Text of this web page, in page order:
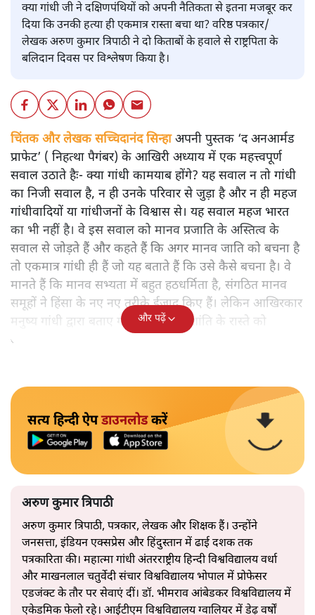
क्या गांधी जी ने दक्षिणपंथियों को अपनी नैतिकता से इतना मजबूर कर
दिया कि उनकी हत्या ही एकमात्र रास्ता बचा था? वरिष्ठ पत्रकार/
लेखक अरुण कुमार त्रिपाठी ने दो किताबों के हवाले से राष्ट्रपिता के
बलिदान दिवस पर विश्लेषण किया है।
चिंतक और लेखक सच्चिदानंद सिन्हाअपनी पुस्तक ‘द अनआर्मड
प्राफेट’ ( निहत्था पैगंबर) के आखिरी अध्याय में एक महत्त्वपूर्ण
सवाल उठाते हैः- क्या गांधी कामयाब होंगे? यह सवाल न तो गांधी
का निजी सवाल है, न ही उनके परिवार से जुड़ा है और न ही महज
गांधीवादियों या गांधीजनों के विश्वास से। यह सवाल महज भारत
का भी नहीं है। वे इस सवाल को मानव प्रजाति के अस्तित्व के
सवाल से जोड़ते हैं और कहते हैं कि अगर मानव जाति को बचना है
तो एकमात्र गांधी ही हैं जो यह बताते हैं कि उसे कैसे बचना है। वे
मानते हैं कि मानव सभ्यता में बहुत हठधर्मिता है, संगठित मानव
समूहों ने हिंसा के नए नए तरीके ईजाद किए हैं। लेकिन आखिरकार
मनुष्य गांधी द्वारा बताए गए अहिंसा और शांति के रास्ते को
अपनाएगा।
और पढ़ें
सत्य हिन्दी ऐपडाउनलोडकरें
अरुण कुमार त्रिपाठी
अरुण कुमार त्रिपाठी, पत्रकार, लेखक और शिक्षक हैं। उन्होंने
जनसत्ता, इंडियन एक्सप्रेस और हिंदुस्तान में ढाई दशक तक
पत्रकारिता की। महात्मा गांधी अंतरराष्ट्रीय हिन्दी विश्वविद्यालय वर्धा
और माखनलाल चतुर्वेदी संचार विश्वविद्यालय भोपाल में प्रोफेसर
एडजंक्ट के तौर पर सेवाएं दीं। डॉ. भीमराव आंबेडकर विश्वविद्यालय में
एकेडमिक फेलो रहे। आईटीएम विश्वविद्यालय ग्वालियर में डेढ़ वर्षों